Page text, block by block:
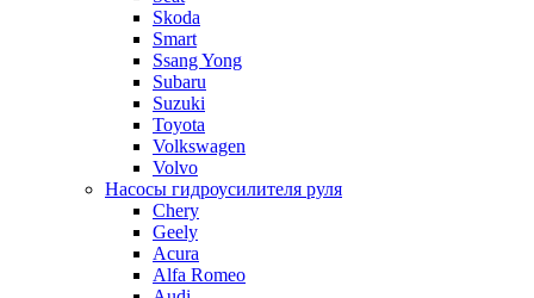
Skoda
Smart
Ssang Yong
Subaru
Suzuki
Toyota
Volkswagen
Volvo
Насосы гидроусилителя руля
Chery
Geely
Acura
Alfa Romeo